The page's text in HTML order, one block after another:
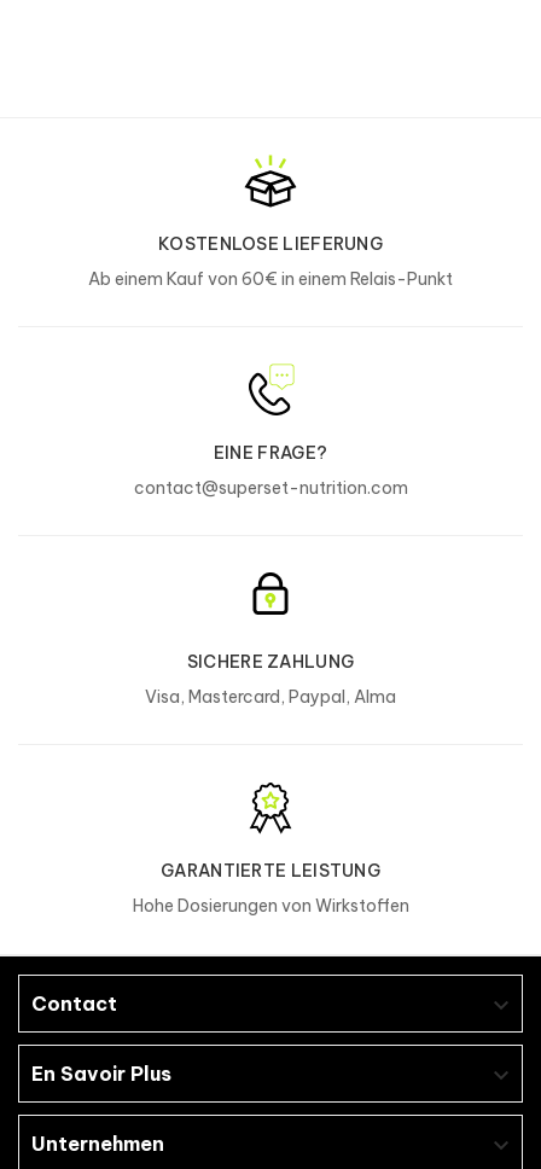
KOSTENLOSE LIEFERUNG
Ab einem Kauf von 60€ in einem Relais-Punkt
EINE FRAGE?
contact@superset-nutrition.com
SICHERE ZAHLUNG
Visa, Mastercard, Paypal, Alma
GARANTIERTE LEISTUNG
Hohe Dosierungen von Wirkstoffen
Contact 
En Savoir Plus 
Unternehmen 